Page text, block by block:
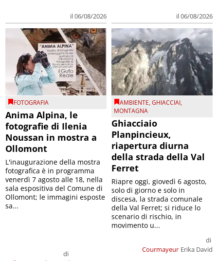
il 06/08/2026 il 06/08/2026
FOTOGRAFIA
Anima Alpina, le
fotografie di Ilenia
Noussan in mostra a
Ollomont
di
L'inaugurazione della mostra
fotografica è in programma
venerdì 7 agosto alle 18, nella
sala espositiva del Comune di
Ollomont; le immagini esposte
sa...
AMBIENTE,GHIACCIAI,
MONTAGNA
Ghiacciaio
Planpincieux,
riapertura diurna
della strada della Val
Ferret
Courmayeur
di
Erika David
Riapre oggi, giovedì 6 agosto,
solo di giorno e solo in
discesa, la strada comunale
della Val Ferret; si riduce lo
scenario di rischio, in
movimento u...